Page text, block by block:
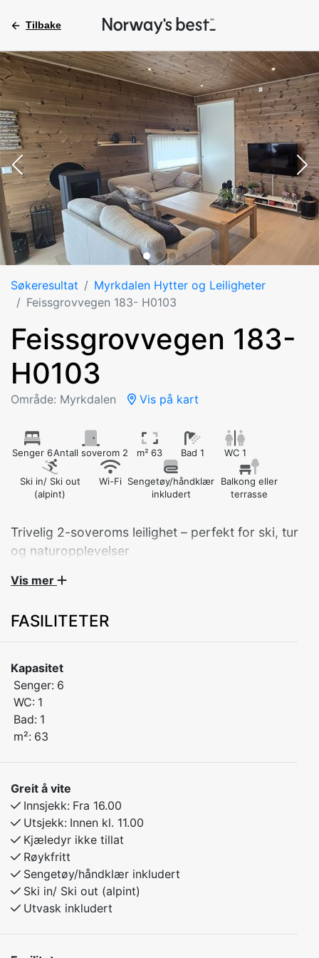
Tilbake
Søkeresultat
Myrkdalen Hytter og Leiligheter
Feissgrovvegen 183- H0103
Feissgrovvegen 183-
H0103
Område: Myrkdalen Vis på kart
Senger 6Antall soverom 2 m² 63 Bad 1 WC 1
Ski in/ Ski out
(alpint)
Wi-Fi Sengetøy/håndklær
inkludert
Balkong eller
terrasse
Trivelig 2-soveroms leilighet – perfekt for ski, tur
og naturopplevelser
Velkommen til en praktisk og koselig leilighet med 2
langrennsløyper. Her kan du ta skiene på beina rett
Leiligheten er også et flott utgangspunkt for fine
turstier om sommeren, med stier og natur rett utenfor
døren. Perfekt for deg som liker fjellturer, skogsturer
eller rolige spaserturer i vakre omgivelser.
Enheteb har alt du trenger for et komfortabelt
opphold: fullt utstyrt kjøkken, oppvarming, god plass
til skiutstyr og gratis parkering.
En ideell base for en aktiv ferie – hele året!
Vis mer
FASILITETER
Kapasitet
Senger: 6
WC: 1
Bad: 1
m²: 63
Greit å vite
Innsjekk: Fra 16.00
Utsjekk: Innen kl. 11.00
Kjæledyr ikke tillat
Røykfritt
Sengetøy/håndklær inkludert
Ski in/ Ski out (alpint)
Utvask inkludert